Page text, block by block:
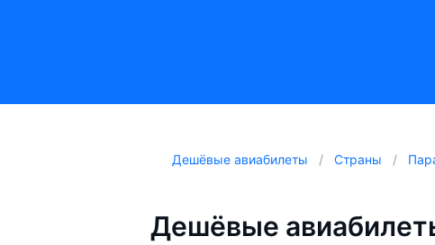
Дешёвые авиабилеты Страны
Дешёвые